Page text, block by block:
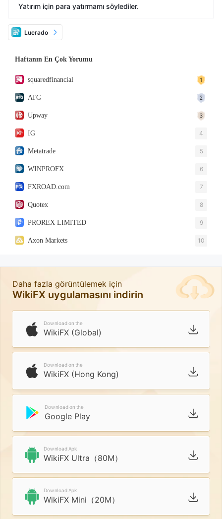
Yatırım için para yatırmamı söylediler.
Lucrado
Haftanın En Çok Yorumu
squaredfinancial
ATG
Upway
IG 4
Metatrade 5
WINPROFX 6
FXROAD.com 7
Quotex 8
PROREX LIMITED 9
Axon Markets 10
Daha fazla görüntülemek için
WikiFX uygulamasını indirin
Download on the
WikiFX (Global)
Download on the
WikiFX (Hong Kong)
Download on the
Google Play
Download Apk
WikiFX Ultra（80M）
Download Apk
WikiFX Mini（20M）